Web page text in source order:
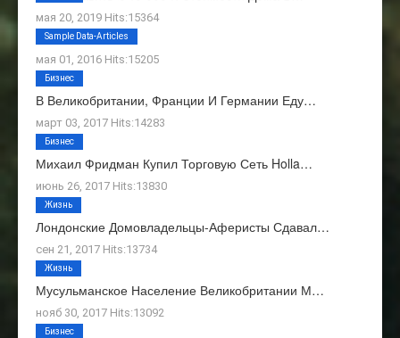
мая 20, 2019 Hits:15364
О Нас
мая 01, 2016 Hits:15205
Sample Data-Articles
В Великобритании, Франции И Германии Еду…
март 03, 2017 Hits:14283
Бизнес
Михаил Фридман Купил Торговую Сеть Holla…
июнь 26, 2017 Hits:13830
Бизнес
Лондонские Домовладельцы-Аферисты Сдавал…
сен 21, 2017 Hits:13734
Жизнь
Мусульманское Население Великобритании М…
нояб 30, 2017 Hits:13092
Жизнь
Бизнес